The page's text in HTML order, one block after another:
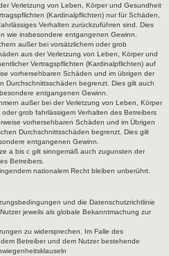
Verletzung von Leben, Körper und Gesundheit
(Kardinalpflichten) nur für Schäden,
Verhalten zurückzuführen sind. Dies
wie insbesondere entgangenen Gewinn.
außer bei vorsätzlichem oder grob
aus der Verletzung von Leben, Körper und
Vertragspflichten (Kardinalpflichten) auf
vorhersehbaren Schäden und im übrigen der
Durchschnittsschäden begrenzt. Dies gilt auch
entgangenen Gewinn.
außer bei der Verletzung von Leben, Körper
grob fahrlässigem Verhalten des Betreibers
vorhersehbaren Schäden und im Übrigen
Durchschnittsschäden begrenzt. Dies gilt
entgangenen Gewinn.
a bis c gilt sinngemäß auch zugunsten der
Betreibers.
nationalem Recht bleiben unberührt.
und die Datenschutzrichtlinie
jeweils als globale Bekanntmachung zur
zu widersprechen. Im Falle des
Betreiber und dem Nutzer bestehende